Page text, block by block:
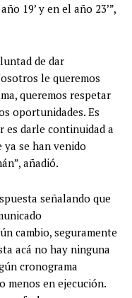
19’ y en el año 23’”,
de dar
le queremos
queremos respetar
oportunidades. Es
es darle continuidad a
ya se han venido
añadió.
señalando que
cambio, seguramente
acá no hay ninguna
cronograma
menos en ejecución.